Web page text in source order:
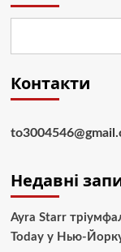
Контакти
Недавні
Ayra Starr
Today у Нью-